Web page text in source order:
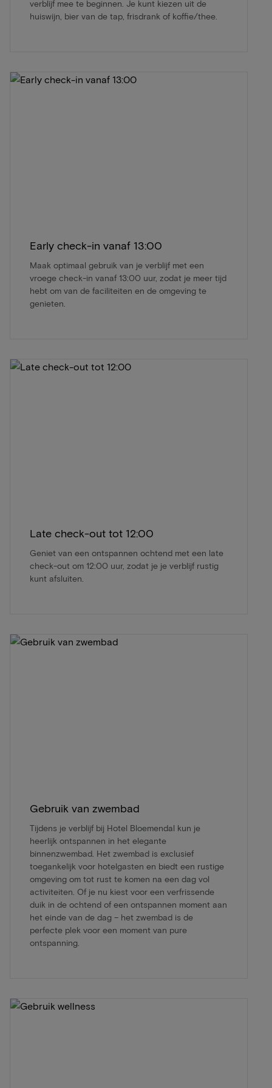
verblijf mee te beginnen. Je kunt kiezen uit de
huiswijn, bier van de tap, frisdrank of koffie/thee.
Early check-in vanaf 13:00
Maak optimaal gebruik van je verblijf met een
vroege check-in vanaf 13:00 uur, zodat je meer tijd
hebt om van de faciliteiten en de omgeving te
genieten.
Late check-out tot 12:00
Geniet van een ontspannen ochtend met een late
check-out om 12:00 uur, zodat je je verblijf rustig
kunt afsluiten.
Gebruik van zwembad
Tijdens je verblijf bij Hotel Bloemendal kun je
heerlijk ontspannen in het elegante
binnenzwembad. Het zwembad is exclusief
toegankelijk voor hotelgasten en biedt een rustige
omgeving om tot rust te komen na een dag vol
activiteiten. Of je nu kiest voor een verfrissende
duik in de ochtend of een ontspannen moment aan
het einde van de dag – het zwembad is de
perfecte plek voor een moment van pure
ontspanning.